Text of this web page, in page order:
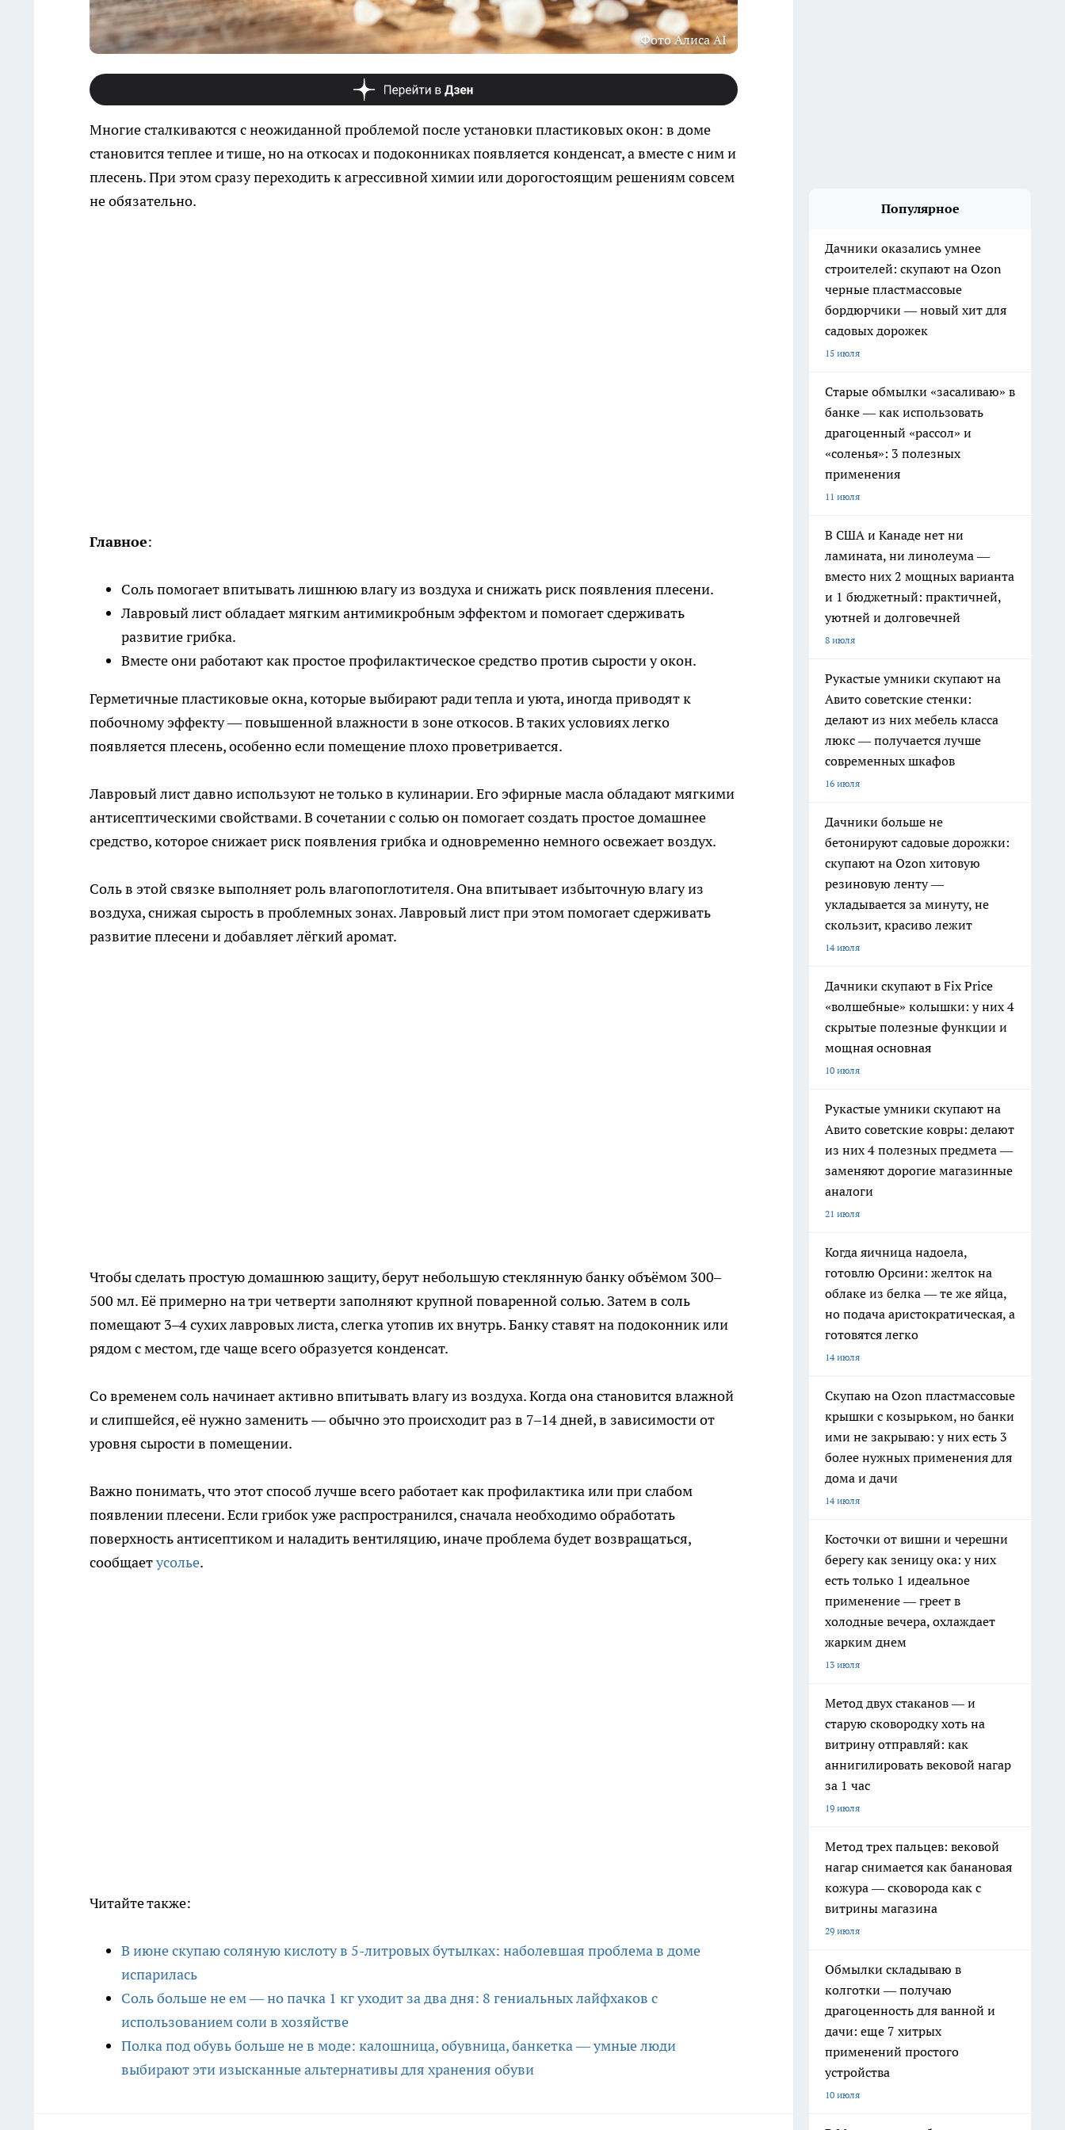
Фото Алиса AI
Многие сталкиваются с неожиданной проблемой после установки пластиковых окон: в доме
становится теплее и тише, но на откосах и подоконниках появляется конденсат, а вместе с ним и
плесень. При этом сразу переходить к агрессивной химии или дорогостоящим решениям совсем
не обязательно.
Главное:
Соль помогает впитывать лишнюю влагу из воздуха и снижать риск появления плесени.
Лавровый лист обладает мягким антимикробным эффектом и помогает сдерживать
развитие грибка.
Вместе они работают как простое профилактическое средство против сырости у окон.
Герметичные пластиковые окна, которые выбирают ради тепла и уюта, иногда приводят к
побочному эффекту — повышенной влажности в зоне откосов. В таких условиях легко
появляется плесень, особенно если помещение плохо проветривается.
Лавровый лист давно используют не только в кулинарии. Его эфирные масла обладают мягкими
антисептическими свойствами. В сочетании с солью он помогает создать простое домашнее
средство, которое снижает риск появления грибка и одновременно немного освежает воздух.
Соль в этой связке выполняет роль влагопоглотителя. Она впитывает избыточную влагу из
воздуха, снижая сырость в проблемных зонах. Лавровый лист при этом помогает сдерживать
развитие плесени и добавляет лёгкий аромат.
Чтобы сделать простую домашнюю защиту, берут небольшую стеклянную банку объёмом 300–
500 мл. Её примерно на три четверти заполняют крупной поваренной солью. Затем в соль
помещают 3–4 сухих лавровых листа, слегка утопив их внутрь. Банку ставят на подоконник или
рядом с местом, где чаще всего образуется конденсат.
Со временем соль начинает активно впитывать влагу из воздуха. Когда она становится влажной
и слипшейся, её нужно заменить — обычно это происходит раз в 7–14 дней, в зависимости от
уровня сырости в помещении.
Важно понимать, что этот способ лучше всего работает как профилактика или при слабом
появлении плесени. Если грибок уже распространился, сначала необходимо обработать
поверхность антисептиком и наладить вентиляцию, иначе проблема будет возвращаться,
сообщаетусолье.
Читайте также:
В июне скупаю соляную кислоту в 5-литровых бутылках: наболевшая проблема в доме
испарилась
Соль больше не ем — но пачка 1 кг уходит за два дня: 8 гениальных лайфхаков с
использованием соли в хозяйстве
Полка под обувь больше не в моде: калошница, обувница, банкетка — умные люди
выбирают эти изысканные альтернативы для хранения обуви
Популярное
Дачники оказались умнее
строителей: скупают на Ozon
черные пластмассовые
бордюрчики — новый хит для
садовых дорожек
15 июля
Старые обмылки «засаливаю» в
банке — как использовать
драгоценный «рассол» и
«соленья»: 3 полезных
применения
11 июля
В США и Канаде нет ни
ламината, ни линолеума —
вместо них 2 мощных варианта
и 1 бюджетный: практичней,
уютней и долговечней
8 июля
Рукастые умники скупают на
Авито советские стенки:
делают из них мебель класса
люкс — получается лучше
современных шкафов
16 июля
Дачники больше не
бетонируют садовые дорожки:
скупают на Ozon хитовую
резиновую ленту —
укладывается за минуту, не
скользит, красиво лежит
14 июля
Дачники скупают в Fix Price
«волшебные» колышки: у них 4
скрытые полезные функции и
мощная основная
10 июля
Рукастые умники скупают на
Авито советские ковры: делают
из них 4 полезных предмета —
заменяют дорогие магазинные
аналоги
21 июля
Когда яичница надоела,
готовлю Орсини: желток на
облаке из белка — те же яйца,
но подача аристократическая, а
готовятся легко
14 июля
Скупаю на Ozon пластмассовые
крышки с козырьком, но банки
ими не закрываю: у них есть 3
более нужных применения для
дома и дачи
14 июля
Косточки от вишни и черешни
берегу как зеницу ока: у них
есть только 1 идеальное
применение — греет в
холодные вечера, охлаждает
жарким днем
13 июля
Метод двух стаканов — и
старую сковородку хоть на
витрину отправляй: как
аннигилировать вековой нагар
за 1 час
19 июля
Метод трех пальцев: вековой
нагар снимается как банановая
кожура — сковорода как с
витрины магазина
29 июля
Обмылки складываю в
колготки — получаю
драгоценность для ванной и
дачи: еще 7 хитрых
применений простого
устройства
10 июля